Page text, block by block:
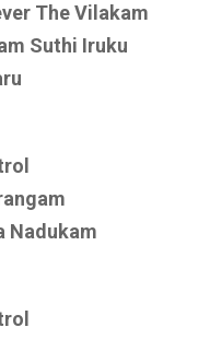
The Vilakam
Suthi Iruku
Nadukam